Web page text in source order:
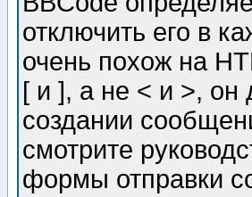
отключить его в
очень похож на
[ и ], а не < и >, он
создании
смотрите
формы отправки